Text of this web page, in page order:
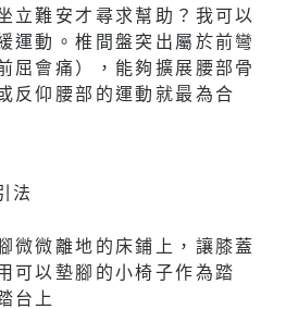
立難安才尋求幫助？我可以
運動。椎間盤突出屬於前彎
屈會痛），能夠擴展腰部骨
反仰腰部的運動就最為合
法
微微離地的床鋪上，讓膝蓋
可以墊腳的小椅子作為踏
台上